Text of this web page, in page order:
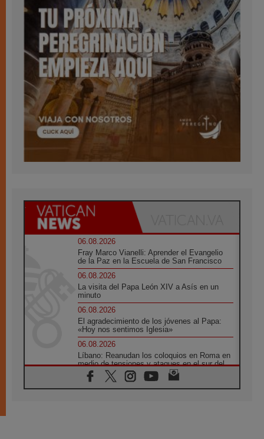
06.08.2026
Fray Marco Vianelli: Aprender el Evangelio
de la Paz en la Escuela de San Francisco
06.08.2026
La visita del Papa León XIV a Asís en un
minuto
06.08.2026
El agradecimiento de los jóvenes al Papa:
«Hoy nos sentimos Iglesia»
06.08.2026
Líbano: Reanudan los coloquios en Roma en
medio de tensiones y ataques en el sur del
país
06.08.2026